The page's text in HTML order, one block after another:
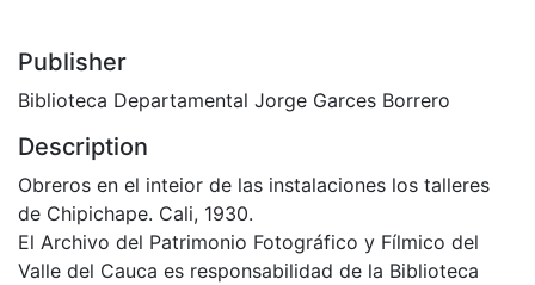
Publisher
Biblioteca Departamental Jorge Garces Borrero
Description
Obreros en el inteior de las instalaciones los talleres
de Chipichape. Cali, 1930.
El Archivo del Patrimonio Fotográfico y Fílmico del
Valle del Cauca es responsabilidad de la Biblioteca